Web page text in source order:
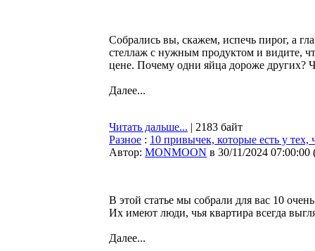
Собрались вы, скажем, испечь пирог, а
стеллаж с нужным продуктом и видите,
цене. Почему одни яйца дороже других?
Далее...
Читать дальше... | 2183 байт
Разное : 10 привычек, которые есть у тех,
Автор: MONMOON в 30/11/2024 07:00:00
В этой статье мы собрали для вас 10
Их имеют люди, чья квартира всегда
Далее...